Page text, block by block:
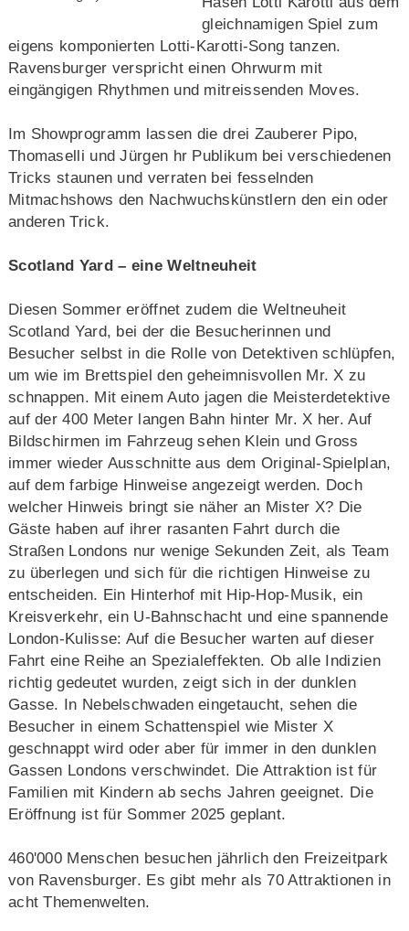
gleichnamigen Spiel zum
eigens komponierten Lotti-Karotti-Song tanzen.
Ravensburger verspricht einen Ohrwurm mit
eingängigen Rhythmen und mitreissenden Moves.
Im Showprogramm lassen die drei Zauberer Pipo,
Thomaselli und Jürgen hr Publikum bei verschiedenen
Tricks staunen und verraten bei fesselnden
Mitmachshows den Nachwuchskünstlern den ein oder
anderen Trick.
Scotland Yard – eine Weltneuheit
Diesen Sommer eröffnet zudem die Weltneuheit
Scotland Yard, bei der die Besucherinnen und
Besucher selbst in die Rolle von Detektiven schlüpfen,
um wie im Brettspiel den geheimnisvollen Mr. X zu
schnappen. Mit einem Auto jagen die Meisterdetektive
auf der 400 Meter langen Bahn hinter Mr. X her. Auf
Bildschirmen im Fahrzeug sehen Klein und Gross
immer wieder Ausschnitte aus dem Original-Spielplan,
auf dem farbige Hinweise angezeigt werden. Doch
welcher Hinweis bringt sie näher an Mister X? Die
Gäste haben auf ihrer rasanten Fahrt durch die
Straßen Londons nur wenige Sekunden Zeit, als Team
zu überlegen und sich für die richtigen Hinweise zu
entscheiden. Ein Hinterhof mit Hip-Hop-Musik, ein
Kreisverkehr, ein U-Bahnschacht und eine spannende
London-Kulisse: Auf die Besucher warten auf dieser
Fahrt eine Reihe an Spezialeffekten. Ob alle Indizien
richtig gedeutet wurden, zeigt sich in der dunklen
Gasse. In Nebelschwaden eingetaucht, sehen die
Besucher in einem Schattenspiel wie Mister X
geschnappt wird oder aber für immer in den dunklen
Gassen Londons verschwindet. Die Attraktion ist für
Familien mit Kindern ab sechs Jahren geeignet. Die
Eröffnung ist für Sommer 2025 geplant.
460'000 Menschen besuchen jährlich den Freizeitpark
von Ravensburger. Es gibt mehr als 70 Attraktionen in
acht Themenwelten.